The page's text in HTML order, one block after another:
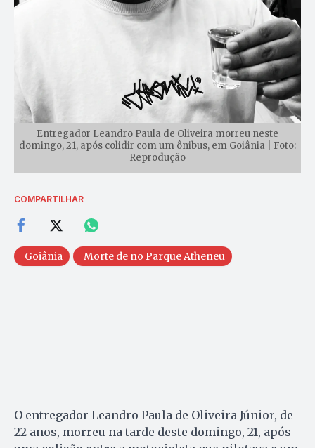
Entregador Leandro Paula de Oliveira morreu neste
domingo, 21, após colidir com um ônibus, em Goiânia | Foto:
Reprodução
COMPARTILHAR
Goiânia Morte de no Parque Atheneu
O entregador Leandro Paula de Oliveira Júnior, de
22 anos, morreu na tarde deste domingo, 21, após